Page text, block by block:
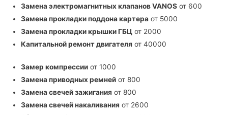
Замена электромагнитных клапанов VANOS от 600
Замена прокладки поддона картера от 5000
Замена прокладки крышки ГБЦ от 2000
Капитальной ремонт двигателя от 40000
Замер компрессии от 1000
Замена приводных ремней от 800
Замена свечей зажигания от 800
Замена свечей накаливания от 2600